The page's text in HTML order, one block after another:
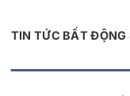
TIN TỨC BẤT ĐỘNG